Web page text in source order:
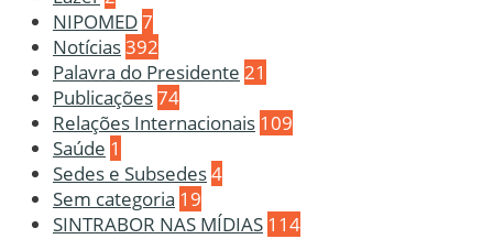
NIPOMED7
Notícias392
Palavra do Presidente 21
Publicações74
Relações Internacionais 109
Saúde 1
Sedes e Subsedes4
Sem categoria 19
SINTRABOR NAS MÍDIAS 114